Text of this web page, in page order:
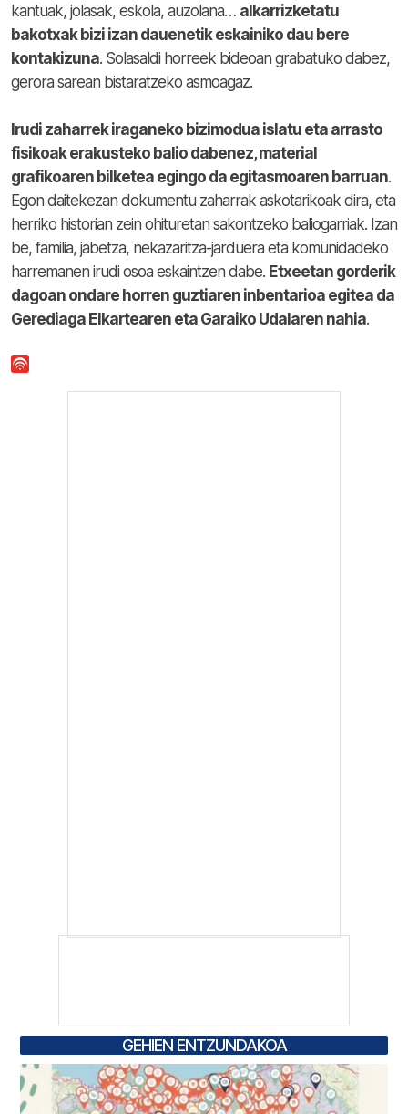
kantuak, jolasak, eskola, auzolana… alkarrizketatu
bakotxak bizi izan dauenetik eskainiko dau bere
kontakizuna. Solasaldi horreek bideoan grabatuko dabez,
gerora sarean bistaratzeko asmoagaz.
Irudi zaharrek iraganeko bizimodua islatu eta arrasto
fisikoak erakusteko balio dabenez, material
grafikoaren bilketea egingo da egitasmoaren barruan.
Egon daitekezan dokumentu zaharrak askotarikoak dira, eta
herriko historian zein ohituretan sakontzeko baliogarriak. Izan
be, familia, jabetza, nekazaritza-jarduera eta komunidadeko
harremanen irudi osoa eskaintzen dabe. Etxeetan gorderik
dagoan ondare horren guztiaren inbentarioa egitea da
Gerediaga Elkartearen eta Garaiko Udalaren nahia.
GEHIEN ENTZUNDAKOA